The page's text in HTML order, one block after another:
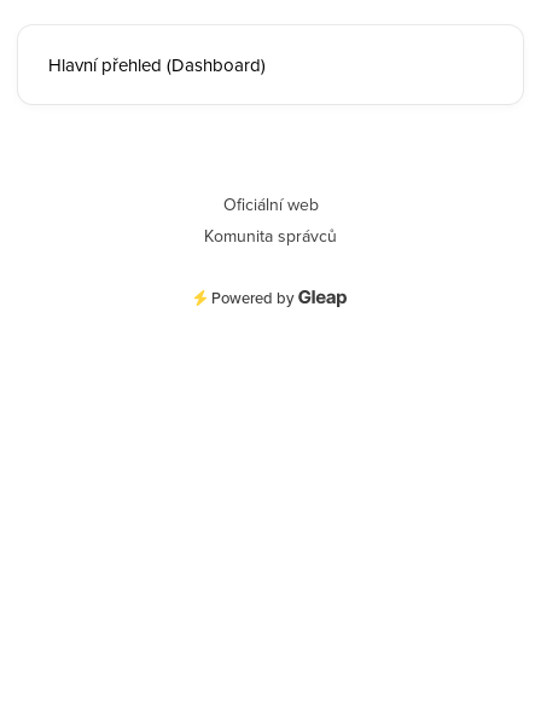
Hlavní přehled (Dashboard)
Oficiální web
Komunita správců
Powered by